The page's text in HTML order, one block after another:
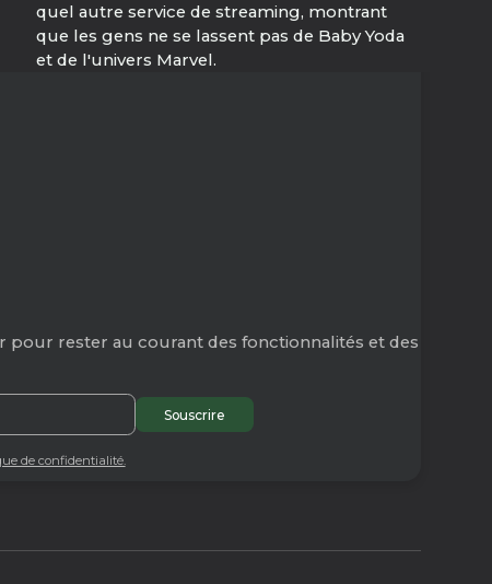
quel autre service de streaming, montrant
que les gens ne se lassent pas de Baby Yoda
et de l'univers Marvel.
pour rester au courant des fonctionnalités et des
de confidentialité.